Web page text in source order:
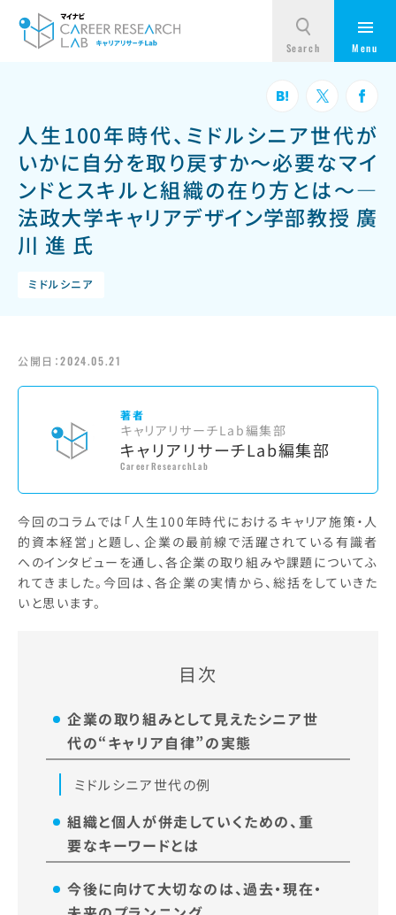
人生100年時代、ミドルシニア世代が
いかに自分を取り戻すか～必要なマイ
ンドとスキルと組織の在り方とは～—
法政大学キャリアデザイン学部教授 廣
川 進 氏
ミドルシニア
公開日：2024.05.21
著者
キャリアリサーチLab編集部
キャリアリサーチLab編集部
CareerResearchLab
今回のコラムでは「人生100年時代におけるキャリア施策・人
的資本経営」と題し、企業の最前線で活躍されている有識者
へのインタビューを通し、各企業の取り組みや課題についてふ
れてきました。今回は、各企業の実情から、総括をしていきた
いと思います。
目次
企業の取り組みとして見えたシニア世
代の“キャリア自律”の実態
ミドルシニア世代の例
組織と個人が併走していくための、重
要なキーワードとは
今後に向けて大切なのは、過去・現在・